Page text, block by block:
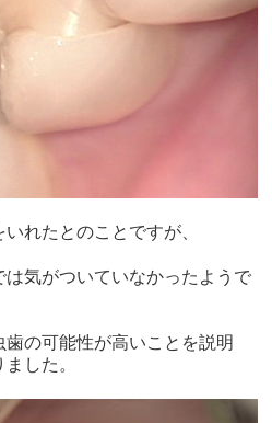
れたとのことですが、
気がついていなかったようで
の可能性が高いことを説明
した。